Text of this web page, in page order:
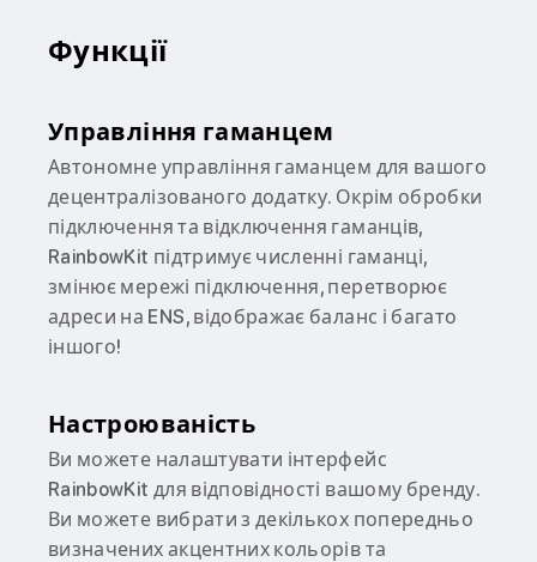
Функції
Управління гаманцем
Автономне управління гаманцем для вашого
децентралізованого додатку. Окрім обробки
підключення та відключення гаманців,
RainbowKit підтримує численні гаманці,
змінює мережі підключення, перетворює
адреси на ENS, відображає баланс і багато
іншого!
Настроюваність
Ви можете налаштувати інтерфейс
RainbowKit для відповідності вашому бренду.
Ви можете вибрати з декількох попередньо
визначених акцентних кольорів та